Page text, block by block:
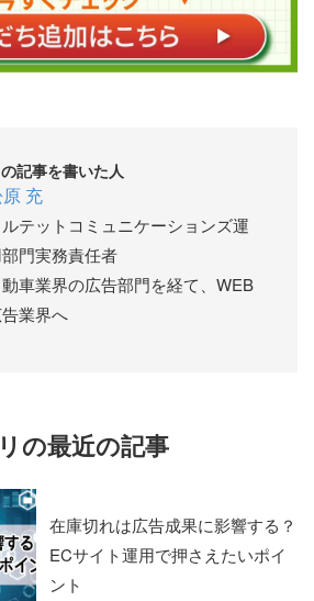
記事を書いた人
充
ルテットコミュニケーションズ運
部門実務責任者
動車業界の広告部門を経て、WEB
業界へ
の最近の記事
在庫切れは広告成果に影響する？
ECサイト運用で押さえたいポイ
ント